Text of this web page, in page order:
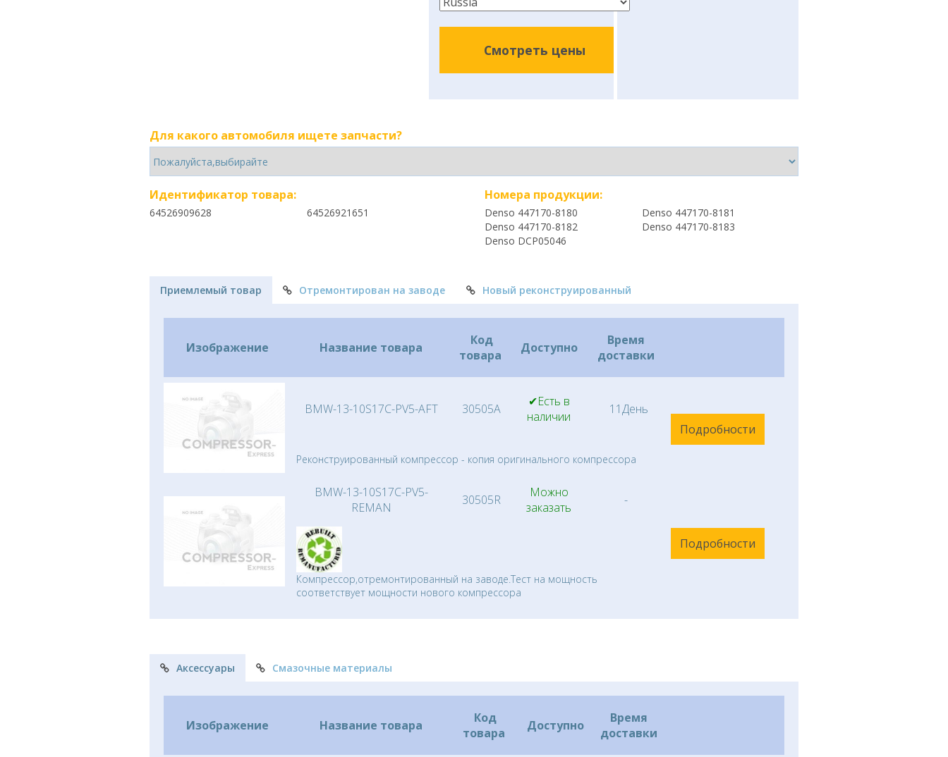
Смотреть цены
Для какого автомобиля ищете запчасти?
Идентификатор товара:
64526909628 64526921651
Номера продукции:
Denso 447170-8180
Denso 447170-8181
Denso 447170-8182
Denso 447170-8183
Denso DCP05046
Приемлемый товар Отремонтирован на заводе Новый реконструированный
Изображение Название товара
Код
товара
Доступно
Время
доставки
BMW-13-10S17C-PV5-AFT 30505A
✔Есть в
наличии
11День
Подробности
Реконструированный компрессор - копия оригинального компрессора
BMW-13-10S17C-PV5-
REMAN
30505R
Можно
заказать
-
Подробности
Компрессор,отремонтированный на заводе.Тест на мощность
соответствует мощности нового компрессора
Аксессуары Смазочные материалы
Изображение Название товара
Код
товара
Доступно
Время
доставки